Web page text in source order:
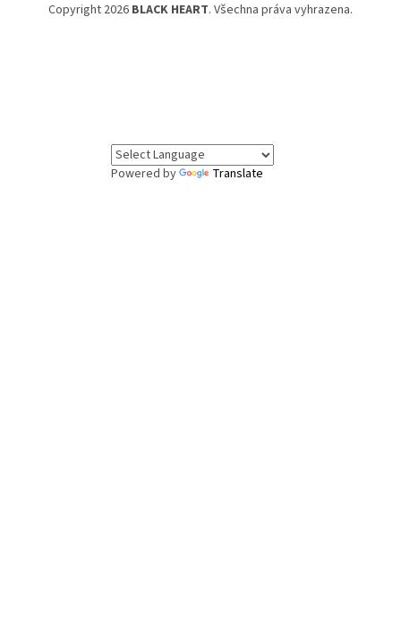
Copyright 2026 BLACK HEART. Všechna práva vyhrazena.
Powered by Translate